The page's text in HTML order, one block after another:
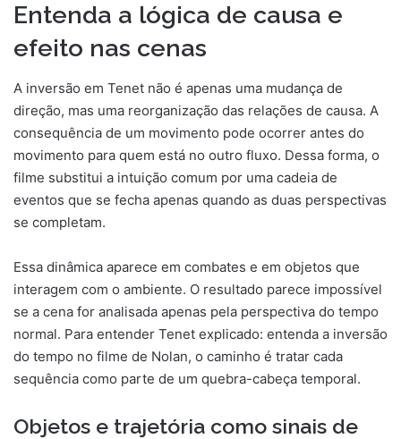
Entenda a lógica de causa e
efeito nas cenas
A inversão em Tenet não é apenas uma mudança de
direção, mas uma reorganização das relações de causa. A
consequência de um movimento pode ocorrer antes do
movimento para quem está no outro fluxo. Dessa forma, o
filme substitui a intuição comum por uma cadeia de
eventos que se fecha apenas quando as duas perspectivas
se completam.
Essa dinâmica aparece em combates e em objetos que
interagem com o ambiente. O resultado parece impossível
se a cena for analisada apenas pela perspectiva do tempo
normal. Para entender Tenet explicado: entenda a inversão
do tempo no filme de Nolan, o caminho é tratar cada
sequência como parte de um quebra-cabeça temporal.
Objetos e trajetória como sinais de